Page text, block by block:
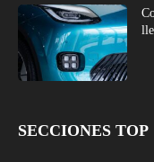
SECCIONES TOP